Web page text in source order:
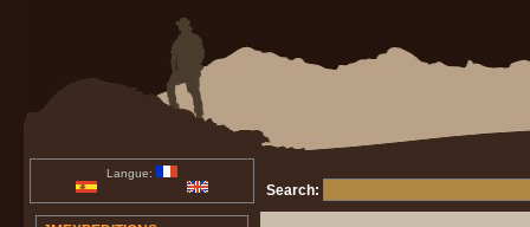
Langue:
Search: